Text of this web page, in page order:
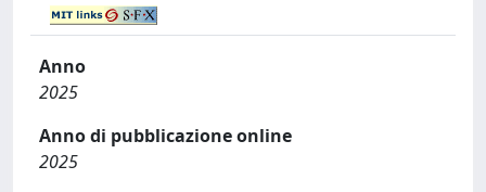
Anno
2025
Anno di pubblicazione online
2025